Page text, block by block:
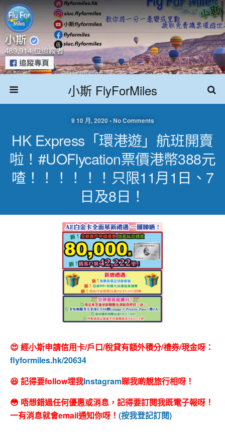
小斯 FlyForMiles
9 10 月, 2020 • No Comments
HK Express「環港遊」航班開賣
啦！#UOFlycation票價港幣388元
喳！！！！！！只限11月1日、7
日及8日！
😍 經小斯申請信用卡/戶口/稅貸有額外積分/禮券/現金呀：
flyformiles.hk/20634
😆 記得要follow埋我Instagram睇我啲靚旅行相呀！
😳 唔想錯過任何優惠或消息，記得要訂閱我既電子報呀！
一有消息就會email通知你呀！ (按我登記訂閱)